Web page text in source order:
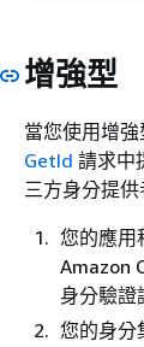
增強型
當您使用增
GetId 請求中
三方身分提
您的應用
Amazon
身分驗證
您的身分